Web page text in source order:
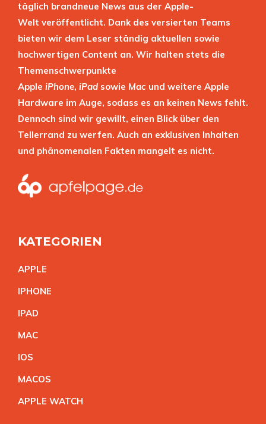
täglich brandneue News aus der Apple-
Welt veröffentlicht. Dank des versierten Teams
bieten wir dem Leser ständig aktuellen sowie
hochwertigen Content an. Wir halten stets die
Themenschwerpunkte
Apple iPhone, iPad sowie Mac und weitere Apple
Hardware im Auge, sodass es an keinen News fehlt.
Dennoch sind wir gewillt, einen Blick über den
Tellerrand zu werfen. Auch an exklusiven Inhalten
und phänomenalen Fakten mangelt es nicht.
KATEGORIEN
APPLE
IPHONE
IPAD
MAC
IOS
MACOS
APPLE WATCH